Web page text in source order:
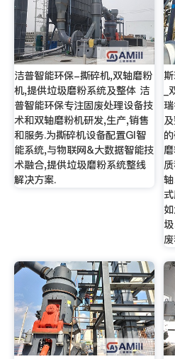
洁普智能环保-撕碎机,双轴磨粉
机,提供垃圾磨粉系统及整体 洁
普智能环保专注固废处理设备技
术和双轴磨粉机研发,生产,销售
和服务.为撕碎机设备配置GI智
能系统,与物联网&大数据智能技
术融合,提供垃圾磨粉系统整线
解决方案.